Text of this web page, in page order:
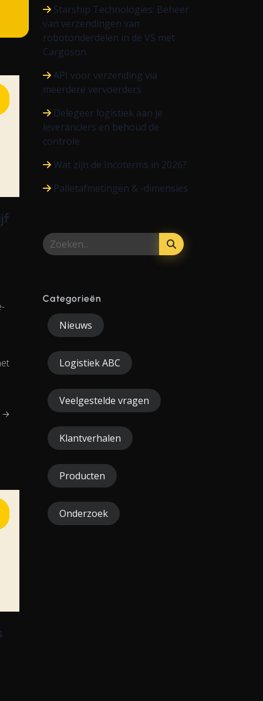
→
Starship Technologies: Beheer
van verzendingen van
robotonderdelen in de VS met
Cargoson
API voor verzending via
meerdere vervoerders
Delegeer logistiek aan je
leveranciers en behoud de
controle
Wat zijn de Incoterms in 2026?
Palletafmetingen & -dimensies
Categorieën
Nieuws
Logistiek ABC
Veelgestelde vragen
Klantverhalen
Producten
Onderzoek